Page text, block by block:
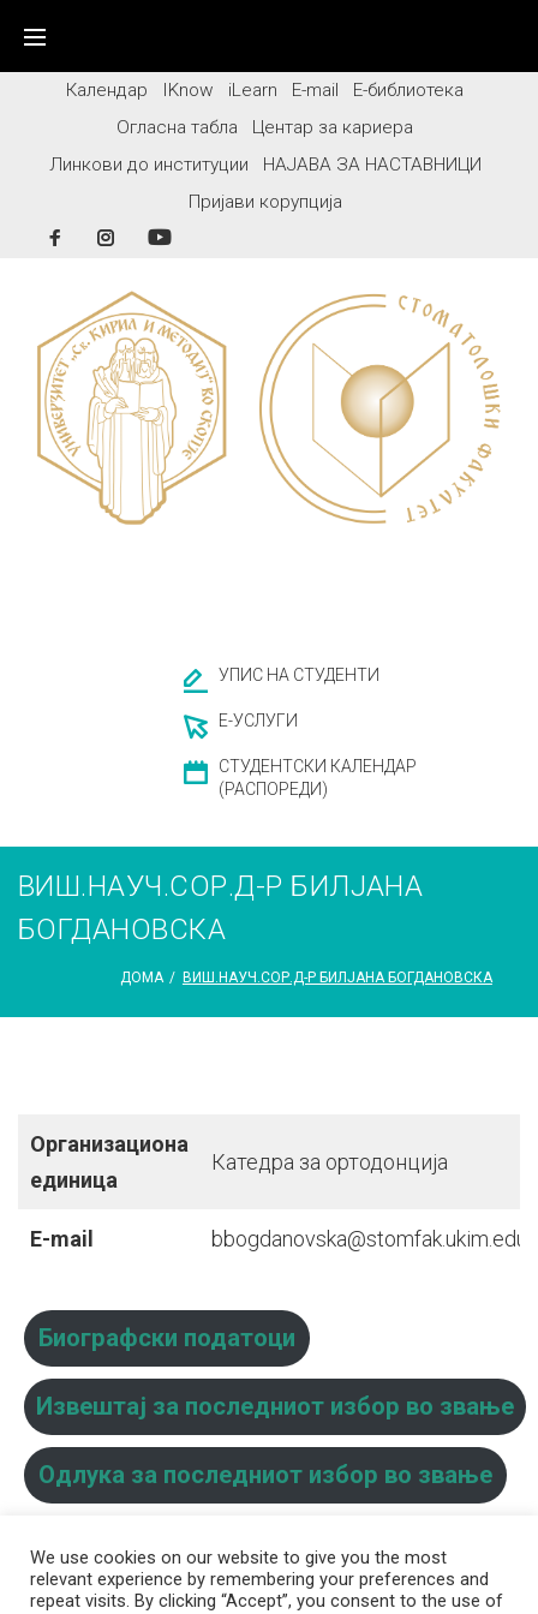
contentКалендар IKnow iLearn E-mail
Е-библиотека
Огласна табла
Центар за кариера
Линкови до институции
НАЈАВА ЗА НАСТАВНИЦИ
Пријави корупција
FacebookInstagram
УПИС НА СТУДЕНТИ
Е-УСЛУГИ
СТУДЕНТСКИ КАЛЕНДАР
(РАСПОРЕДИ)
ВИШ.НАУЧ.СОР.Д-Р БИЛЈАНА
БОГДАНОВСКА
ДОМА / ВИШ.НАУЧ.СОР.Д-Р БИЛЈАНА БОГДАНОВСКА
Организациона
единица
Катедра за ортодонција
E-mail
Биографски податоци
Извештај за последниот избор во звање
Одлука за последниот избор во звање
We use cookies on our website to give you the most
relevant experience by remembering your preferences and
repeat visits. By clicking “Accept”, you consent to the use of